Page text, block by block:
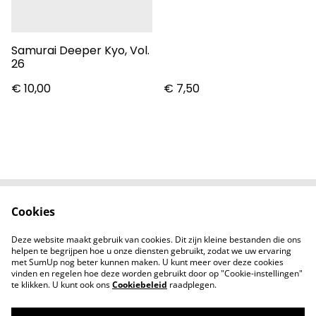
Samurai Deeper Kyo, Vol.
26
€ 10,00
€ 7,50
Privacybeleid
Cookiebeleid
Nieuwsberichten
Cookies
Deze website maakt gebruik van cookies. Dit zijn kleine bestanden die ons
helpen te begrijpen hoe u onze diensten gebruikt, zodat we uw ervaring
met SumUp nog beter kunnen maken. U kunt meer over deze cookies
vinden en regelen hoe deze worden gebruikt door op "Cookie-instellingen"
te klikken. U kunt ook onsCookiebeleid raadplegen.